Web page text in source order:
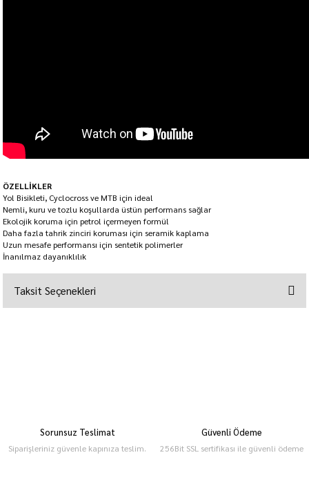
ÖZELLİKLER
Yol Bisikleti, Cyclocross ve MTB için ideal
Nemli, kuru ve tozlu koşullarda üstün performans sağlar
Ekolojik koruma için petrol içermeyen formül
Daha fazla tahrik zinciri koruması için seramik kaplama
Uzun mesafe performansı için sentetik polimerler
İnanılmaz dayanıklılık
Taksit Seçenekleri
Sorunsuz Teslimat
Siparişleriniz güvenle kapınıza teslim.
Güvenli Ödeme
256Bit SSL sertifikası ile güvenli ödeme